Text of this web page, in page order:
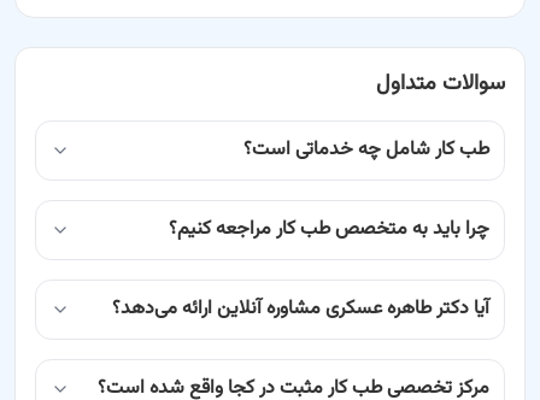
سوالات متداول
طب کار شامل چه خدماتی است؟
چرا باید به متخصص طب کار مراجعه کنیم؟
آیا دکتر طاهره عسکری مشاوره آنلاین ارائه می‌دهد؟
مرکز تخصصی طب کار مثبت در کجا واقع شده است؟